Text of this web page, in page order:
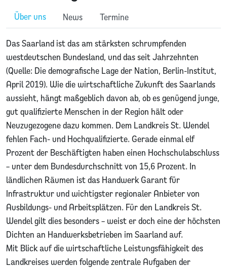
Über uns News Termine
Das Saarland ist das am stärksten schrumpfenden
westdeutschen Bundesland, und das seit Jahrzehnten
(Quelle: Die demografische Lage der Nation, Berlin-Institut,
April 2019). Wie die wirtschaftliche Zukunft des Saarlands
aussieht, hängt maßgeblich davon ab, ob es genügend junge,
gut qualifizierte Menschen in der Region hält oder
Neuzugezogene dazu kommen. Dem Landkreis St. Wendel
fehlen Fach- und Hochqualifizierte. Gerade einmal elf
Prozent der Beschäftigten haben einen Hochschulabschluss
– unter dem Bundesdurchschnitt von 15,6 Prozent. In
ländlichen Räumen ist das Handwerk Garant für
Infrastruktur und wichtigster regionaler Anbieter von
Ausbildungs- und Arbeitsplätzen. Für den Landkreis St.
Wendel gilt dies besonders – weist er doch eine der höchsten
Dichten an Handwerksbetrieben im Saarland auf.
Mit Blick auf die wirtschaftliche Leistungsfähigkeit des
Landkreises werden folgende zentrale Aufgaben der